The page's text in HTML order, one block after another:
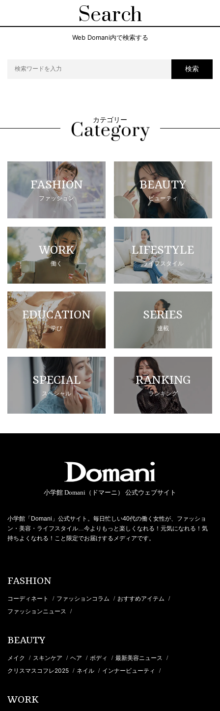
Search
Web Domani内で検索する
検索
カテゴリー
FASHION
ファッション
BEAUTY
ビューティ
WORK
働く
LIFESTYLE
ライフスタイル
EDUCATION
学び
SERIES
連載
SPECIAL
スペシャル
RANKING
ランキング
小学館 Domani（ドマーニ） 公式ウェブサイト
小学館「Domani」公式サイト。毎日忙しい40代の働く女性が、ファッショ
ン・美容・ライフスタイル…今よりもっと楽しくなれる！元気になれる！気
持ちよくなれる！こと限定でお届けするメディアです。
FASHION
コーディネート / ファッションコラム / おすすめアイテム /
ファッションニュース /
BEAUTY
メイク / スキンケア / ヘア / ボディ / 最新美容ニュース /
クリスマスコフレ2025 / ネイル / インナービューティ /
WORK